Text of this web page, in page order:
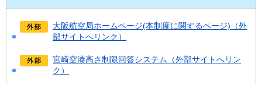
大阪航空局ホームページ(本制度に関するページ)（外
部サイトへリンク）
宮崎空港高さ制限回答システム（外部サイトへリン
ク）